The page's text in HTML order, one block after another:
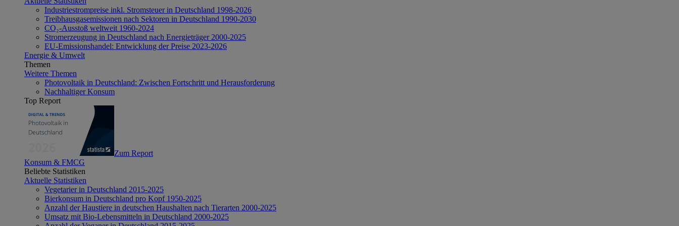
Industriestrompreise inkl. Stromsteuer in Deutschland 1998-2026
Treibhausgasemissionen nach Sektoren in Deutschland 1990-2030
CO₂-Ausstoß weltweit 1960-2024
Stromerzeugung in Deutschland nach Energieträger 2000-2025
EU-Emissionshandel: Entwicklung der Preise 2023-2026
Energie & Umwelt
Themen
Weitere Themen
Photovoltaik in Deutschland: Zwischen Fortschritt und Herausforderung
Nachhaltiger Konsum
Top Report
Zum Report
Konsum & FMCG
Beliebte Statistiken
Aktuelle Statistiken
Vegetarier in Deutschland 2015-2025
Bierkonsum in Deutschland pro Kopf 1950-2025
Anzahl der Haustiere in deutschen Haushalten nach Tierarten 2000-2025
Umsatz mit Bio-Lebensmitteln in Deutschland 2000-2025